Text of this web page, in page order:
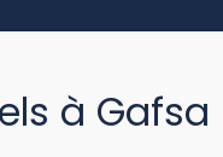
à Gafsa